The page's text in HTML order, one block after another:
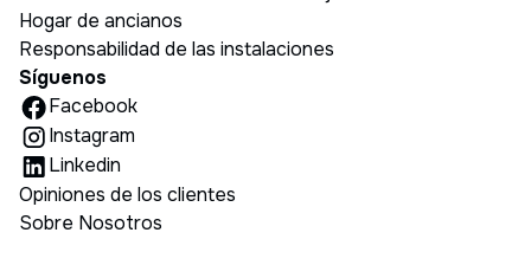
Hogar de ancianos
Responsabilidad de las instalaciones
Síguenos
Facebook
Instagram
Linkedin
Opiniones de los clientes
Sobre Nosotros